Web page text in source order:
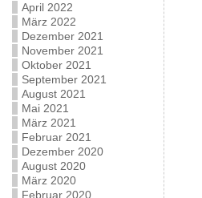
April 2022
März 2022
Dezember 2021
November 2021
Oktober 2021
September 2021
August 2021
Mai 2021
März 2021
Februar 2021
Dezember 2020
August 2020
März 2020
Februar 2020